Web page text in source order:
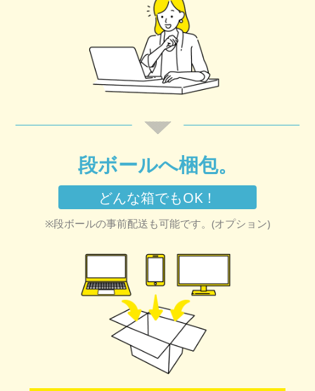
段ボールへ梱包。
どんな箱でもOK！
※段ボールの事前配送も可能です。(オプション)